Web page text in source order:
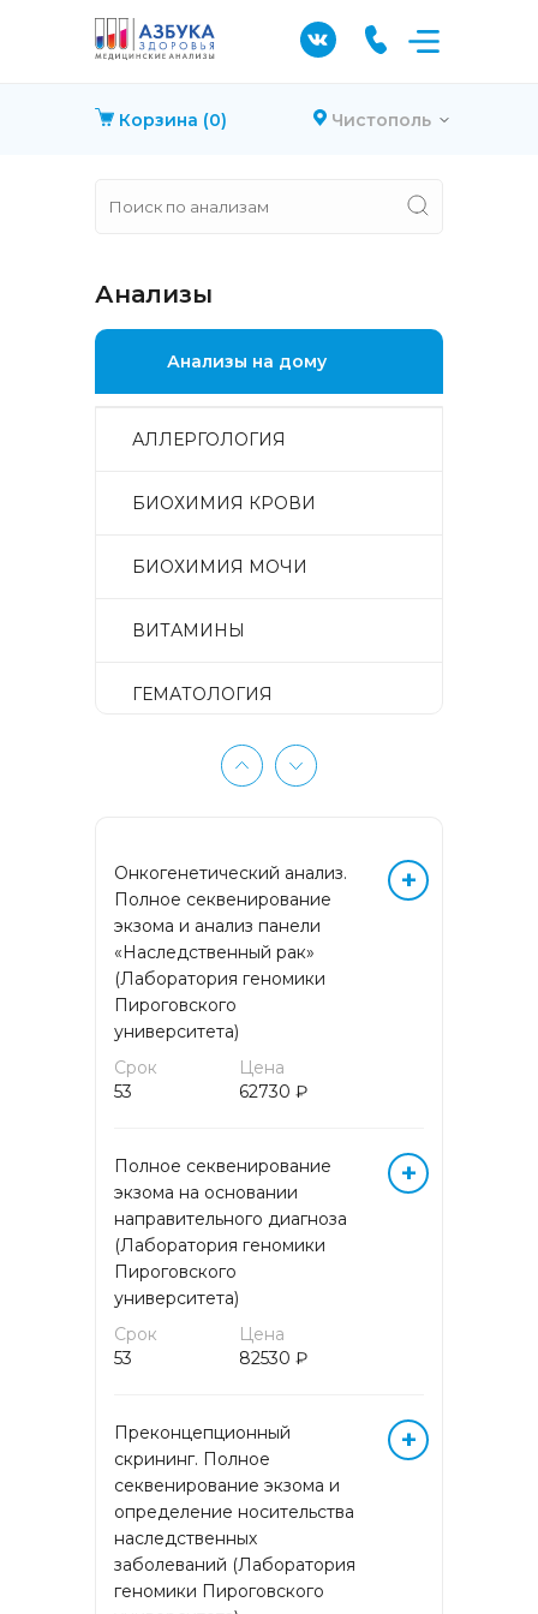
Корзина (0) Чистополь
Анализы
Анализы на дому
АЛЛЕРГОЛОГИЯ
БИОХИМИЯ КРОВИ
БИОХИМИЯ МОЧИ
ВИТАМИНЫ
ГЕМАТОЛОГИЯ
ГЕМОСТАЗ
ГИСТОЛОГИЧЕСКИЕ
ИССЛЕДОВАНИЯ
ГИСТОЛОГИЧЕСКИЕ
ИССЛЕДОВАНИЯ
ПУНКЦИОННОГО МАТЕРИАЛА
ГОРМОНЫ БИОЛОГИЧЕСКИХ
ГОРМОНЫ КРОВИ
ГОРМОНЫ МОЧИ
ЖИДКОСТНАЯ ЦИТОЛОГИЯ
ИЗОСЕРОЛОГИЯ
ИММУНОГИСТОХИМИЧЕСКИЕ
ИССЛЕДОВАНИЯ
ИММУНОЛОГИЧЕСКИЕ
ИССЛЕДОВАНИЯ
Онкогенетический анализ.
Полное секвенирование
экзома и анализ панели
«Наследственный рак»
(Лаборатория геномики
Пироговского
университета)
Срок
53
Цена
62730 ₽
+
Полное секвенирование
экзома на основании
направительного диагноза
(Лаборатория геномики
Пироговского
университета)
Срок
53
Цена
82530 ₽
+
Преконцепционный
скрининг. Полное
секвенирование экзома и
определение носительства
наследственных
заболеваний (Лаборатория
геномики Пироговского
+